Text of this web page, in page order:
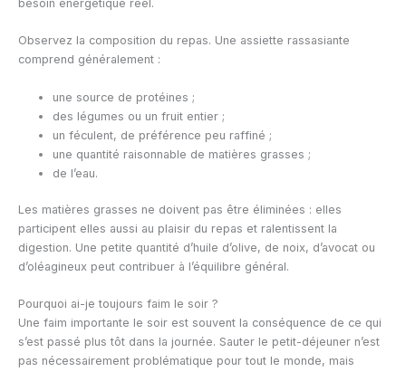
besoin énergétique réel.
Observez la composition du repas. Une assiette rassasiante
comprend généralement :
une source de protéines ;
des légumes ou un fruit entier ;
un féculent, de préférence peu raffiné ;
une quantité raisonnable de matières grasses ;
de l’eau.
Les matières grasses ne doivent pas être éliminées : elles
participent elles aussi au plaisir du repas et ralentissent la
digestion. Une petite quantité d’huile d’olive, de noix, d’avocat ou
d’oléagineux peut contribuer à l’équilibre général.
Pourquoi ai-je toujours faim le soir ?
Une faim importante le soir est souvent la conséquence de ce qui
s’est passé plus tôt dans la journée. Sauter le petit-déjeuner n’est
pas nécessairement problématique pour tout le monde, mais